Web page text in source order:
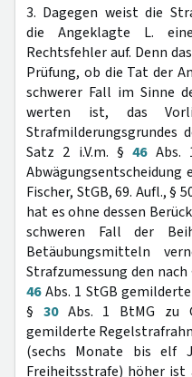
3. Dagegen weist die
die Angeklagte L.
Rechtsfehler auf. Denn
Prüfung, ob die Tat der
schwerer Fall im Sinne
werten ist, das
Strafmilderungsgrundes
Satz 2 i.V.m. §46Abs.
Fischer, StGB, 69. Aufl., §
hat es ohne dessen
schweren Fall der
Betäubungsmitteln
Strafzumessung den nach
46Abs. 1 StGB
§ 30Abs. 1 BtMG zu
gemilderte
(sechs Monate bis elf
Freiheitsstrafe) höher ist